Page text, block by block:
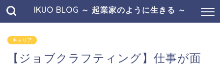
IKUO BLOG ～ 起業家のように生きる ～
キャリア
【ジョブクラフティング】仕事が面